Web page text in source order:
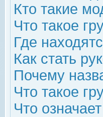
Кто такие
Что такое
Где
Как стать
Почему
Что такое
Что